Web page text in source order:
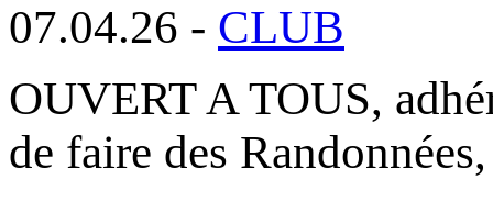
07.04.26 - CLUB
OUVERT A TOUS,
de faire des